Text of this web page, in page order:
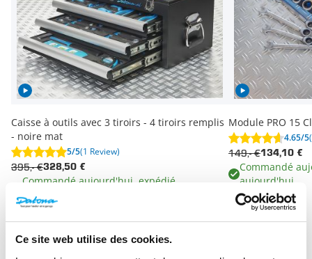
Ce site web utilise des cookies.
Caisse à outils avec 3 tiroirs - 4 tiroirs remplis
- noire mat
5/5(1 Review)
328,50 €
395,- €
Commandé aujourd'hui, expédié
aujourd'hui
Module PRO 15
4.65/5
134,10 €
149,- €
Commandé
aujourd'hui